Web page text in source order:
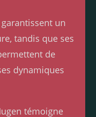
garantissent un
tandis que ses
de
dynamiques
témoigne